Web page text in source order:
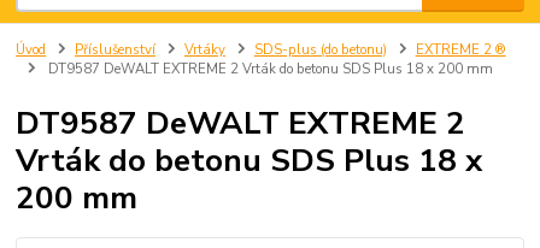
Úvod Příslušenství Vrtáky SDS-plus (do betonu)
EXTREME 2 ®
DT9587 DeWALT EXTREME 2 Vrták do betonu SDS Plus 18 x 200 mm
DT9587 DeWALT EXTREME 2
Vrták do betonu SDS Plus 18 x
200 mm